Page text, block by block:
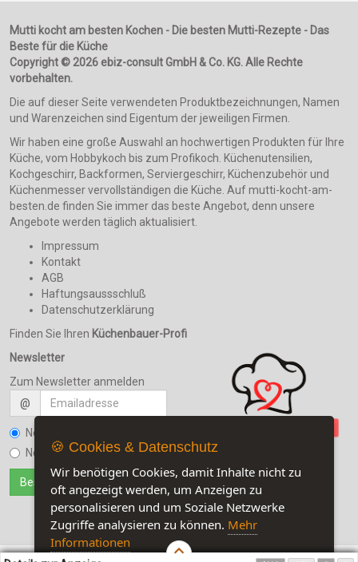
Mutti kocht am besten Kochen - Die besten Mutti-Rezepte - Das
Beste für die Küche
Copyright © 2026 ebiz-consult GmbH & Co. KG. Alle Rechte
vorbehalten.
Die auf dieser Seite verwendeten Produktbezeichnungen, Namen
und Warenzeichen sind Eigentum der jeweiligen Firmen.
Wir haben eine große Auswahl an hochwertigen Produkten für Ihre
Küche, vom Hobbykoch bis zum Profikoch. Küchenutensilien,
Kochgeschirr, Backformen, Serviergeschirr, Küchenzubehör und
Küchenmesser vervollständigen die Küche. Auf mutti-kocht-am-
besten.de finden Sie immer das beste Angebot, denn unsere
Angebote werden täglich aktualisiert.
Impressum
Kontakt
AGB
Haftungsaussschluß
Datenschutzerklärung
Finden Sie Ihren Küchenbauer-Profi
Newsletter
Zum Newsletter anmelden
@
Newsletter bestellen
Newsletter kündigen
🍪 Cookies & Datenschutz
Wir benötigen Cookies, damit Inhalte nicht zu
oft angezeigt werden, um Anzeigen zu
personalisieren und um Soziale Netzwerke
Zugriffe analysieren zu können. Mehr
Informationen